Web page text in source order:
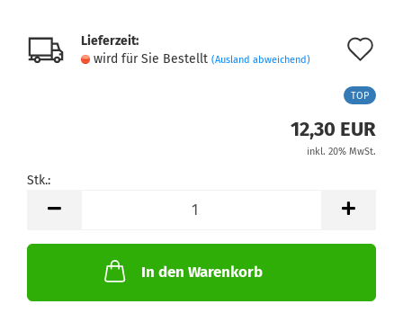
Lieferzeit:
wird für Sie Bestellt (Ausland abweichend)
TOP
12,30 EUR
inkl. 20% MwSt.
Stk.:
In den Warenkorb